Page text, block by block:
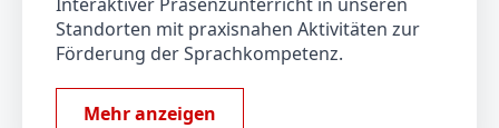
Standorten mit praxisnahen Aktivitäten zur
Förderung der Sprachkompetenz.
Mehr anzeigen